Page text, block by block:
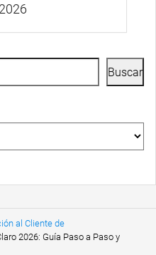
Buscar
al Cliente de
2026: Guía Paso a Paso y